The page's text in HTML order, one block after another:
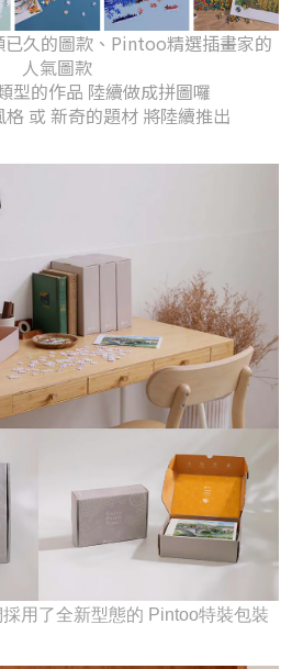
久的圖款、Pintoo精選插畫家的
人氣圖款
型的作品 陸續做成拼圖囉
或 新奇的題材 將陸續推出
用了全新型態的 Pintoo特裝包裝